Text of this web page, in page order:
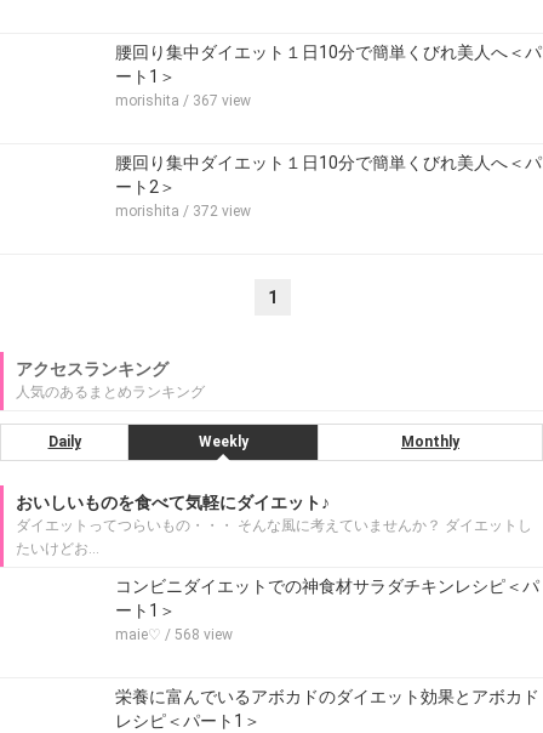
腰回り集中ダイエット１日10分で簡単くびれ美人へ＜パ
ート1＞
morishita / 367 view
腰回り集中ダイエット１日10分で簡単くびれ美人へ＜パ
ート2＞
morishita / 372 view
1
アクセスランキング
人気のあるまとめランキング
Daily Weekly Monthly
おいしいものを食べて気軽にダイエット♪
ダイエットってつらいもの・・・ そんな風に考えていませんか？ ダイエットし
たいけどお…
コンビニダイエットでの神食材サラダチキンレシピ＜パ
ート1＞
maie♡ / 568 view
栄養に富んでいるアボカドのダイエット効果とアボカド
レシピ＜パート1＞